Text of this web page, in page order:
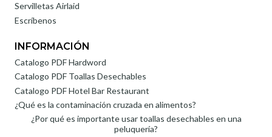
Servilletas Airlaid
Escríbenos
INFORMACIÓN
Catalogo PDF Hardword
Catalogo PDF Toallas Desechables
Catalogo PDF Hotel Bar Restaurant
¿Qué es la contaminación cruzada en alimentos?
¿Por qué es importante usar toallas desechables en una
peluquería?